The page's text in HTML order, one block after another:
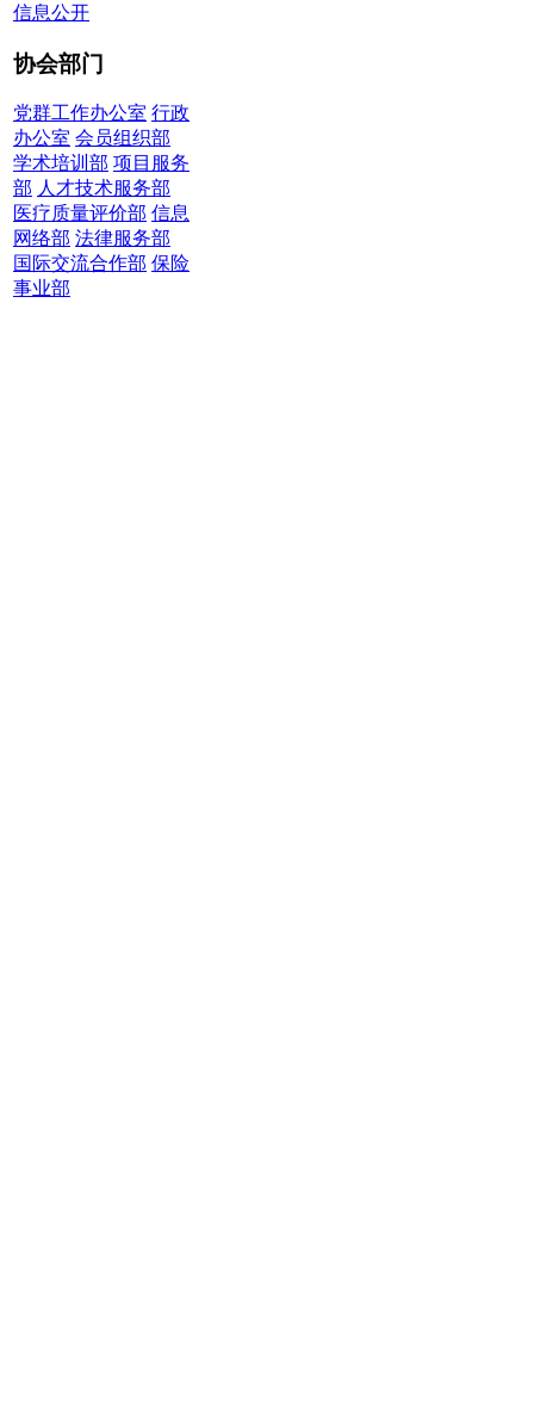
信息公开
协会部门
党群工作办公室 行政
办公室 会员组织部
学术培训部 项目服务
部 人才技术服务部
医疗质量评价部 信息
网络部 法律服务部
国际交流合作部 保险
事业部